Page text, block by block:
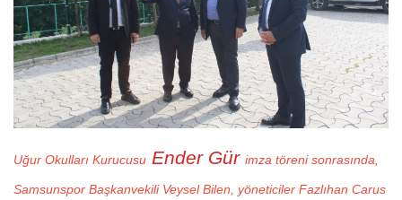
Uğur Okulları Kurucusu Ender Gür imza töreni sonrasında,
Samsunspor Başkanvekili Veysel Bilen, yöneticiler Fazlıhan Carus